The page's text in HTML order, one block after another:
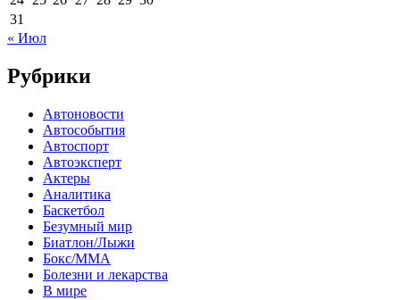
31
« Июл
Рубрики
Автоновости
Автособытия
Автоспорт
Автоэксперт
Актеры
Аналитика
Баскетбол
Безумный мир
Биатлон/Лыжи
Бокс/MMA
Болезни и лекарства
В мире